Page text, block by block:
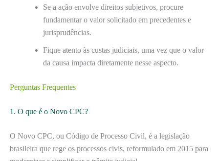
Se a ação envolve direitos subjetivos, procure
fundamentar o valor solicitado em precedentes e
jurisprudências.
Fique atento às custas judiciais, uma vez que o valor
da causa impacta diretamente nesse aspecto.
Perguntas Frequentes
1. O que é o Novo CPC?
O Novo CPC, ou Código de Processo Civil, é a legislação
brasileira que rege os processos civis, reformulado em 2015 para